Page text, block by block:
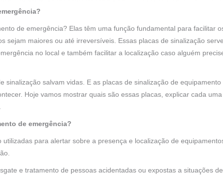
de emergência? Elas têm uma função fundamental para facilitar
sejam maiores ou até irreversíveis. Essas placas de sinalização
no local e também facilitar a localização caso alguém
sinalização salvam vidas. E as placas de sinalização de equipamento
Hoje vamos mostrar quais são essas placas, explicar cada
de emergência?
para alertar sobre a presença e localização de
e tratamento de pessoas acidentadas ou expostas a situações